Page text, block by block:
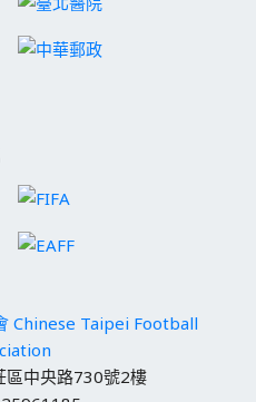
Chinese Taipei Football
中央路730號2樓